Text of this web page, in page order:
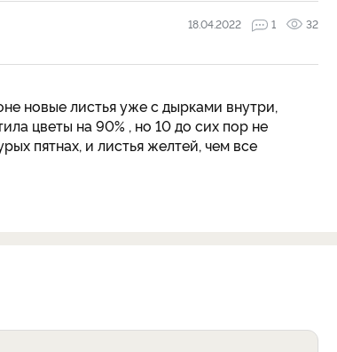
18.04.2022 1 32
новые листья уже с дырками внутри,
цветы на 90% , но 10 до сих пор не
пятнах, и листья желтей, чем все